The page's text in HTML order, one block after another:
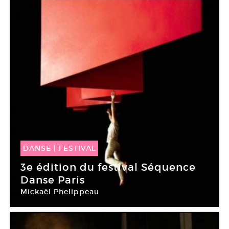
DANSE | FESTIVAL
27 Mar -27 Avr 2015
3e édition du festival Séquence
Danse Paris
Mickaël Phelippeau